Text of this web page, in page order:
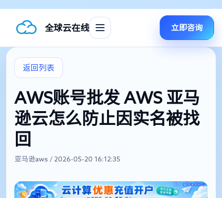
全球云在线 立即咨询
返回列表
AWS账号批发 AWS 亚马
逊云怎么防止因实名被找
回
亚马逊aws / 2026-05-20 16:12:35